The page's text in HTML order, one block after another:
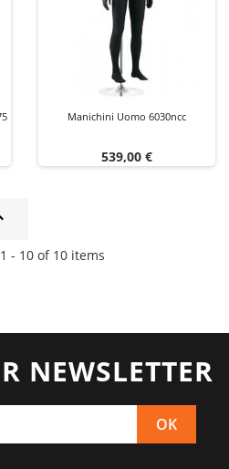
Manichini Uomo 6030ncc
Prezzo
539,00 €
- 10 of 10 items
NEWSLETTER